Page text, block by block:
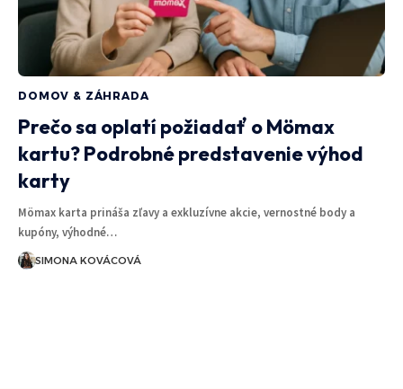
DOMOV & ZÁHRADA
Prečo sa oplatí požiadať o Mömax
kartu? Podrobné predstavenie výhod
karty
Mömax karta prináša zľavy a exkluzívne akcie, vernostné body a
kupóny, výhodné…
SIMONA KOVÁCOVÁ